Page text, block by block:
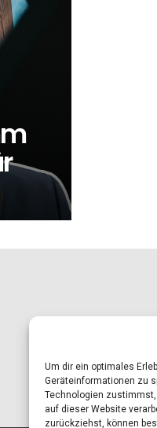
Um dir ein optimales
Geräteinformationen zu
Technologien
auf dieser Website
zurückziehst, können